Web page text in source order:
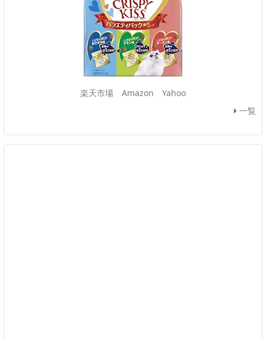
楽天市場 Amazon
Yahoo
一覧